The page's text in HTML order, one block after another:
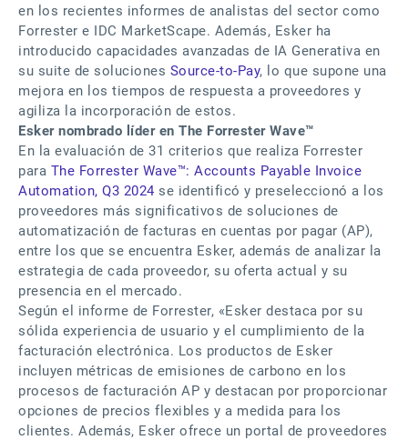
en los recientes informes de analistas del sector como
Forrester e IDC MarketScape. Además, Esker ha
introducido capacidades avanzadas de IA Generativa en
su suite de soluciones Source-to-Pay, lo que supone una
mejora en los tiempos de respuesta a proveedores y
agiliza la incorporación de estos.
Esker nombrado líder en The Forrester Wave™
En la evaluación de 31 criterios que realiza Forrester
para The Forrester Wave™: Accounts Payable Invoice
Automation, Q3 2024 se identificó y preseleccionó a los
proveedores más significativos de soluciones de
automatización de facturas en cuentas por pagar (AP),
entre los que se encuentra Esker, además de analizar la
estrategia de cada proveedor, su oferta actual y su
presencia en el mercado.
Según el informe de Forrester, «Esker destaca por su
sólida experiencia de usuario y el cumplimiento de la
facturación electrónica. Los productos de Esker
incluyen métricas de emisiones de carbono en los
procesos de facturación AP y destacan por proporcionar
opciones de precios flexibles y a medida para los
clientes. Además, Esker ofrece un portal de proveedores